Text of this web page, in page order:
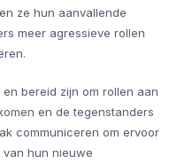
ze hun aanvallende
meer agressieve rollen
bereid zijn om rollen aan
en de tegenstanders
communiceren om ervoor
hun nieuwe